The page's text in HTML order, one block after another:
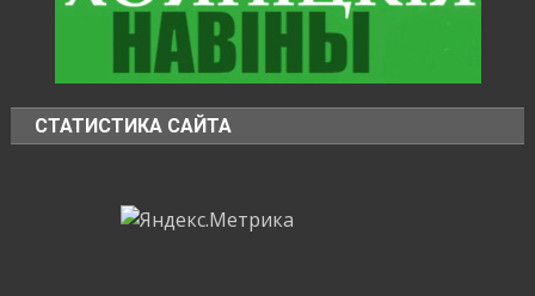
СТАТИСТИКА САЙТА